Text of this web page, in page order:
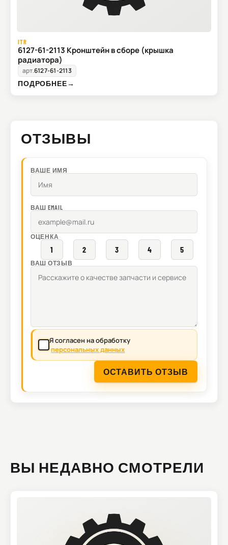
ITR
6127-61-2113 Кронштейн в сборе (крышка
радиатора)
арт.6127-61-2113
ПОДРОБНЕЕ→
ОТЗЫВЫ
ВАШЕ ИМЯ
ВАШ EMAIL
ОЦЕНКА
1 2 3 4 5
ВАШ ОТЗЫВ
Я согласен на обработку
персональных данных
ОСТАВИТЬ ОТЗЫВ
ВЫ НЕДАВНО СМОТРЕЛИ